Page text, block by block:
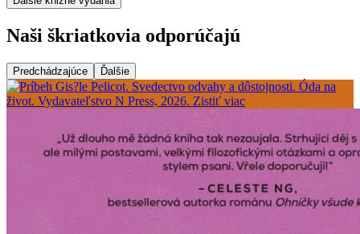
Naši škriatkovia odporúčajú
Predchádzajúce Ďalšie